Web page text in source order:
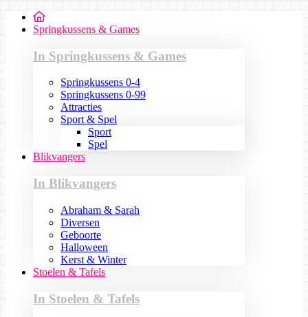
Springkussens & Games
In Springkussens & Games
Springkussens 0-4
Springkussens 0-99
Attracties
Sport & Spel
Sport
Spel
Blikvangers
In Blikvangers
Abraham & Sarah
Diversen
Geboorte
Halloween
Kerst & Winter
Stoelen & Tafels
In Stoelen & Tafels